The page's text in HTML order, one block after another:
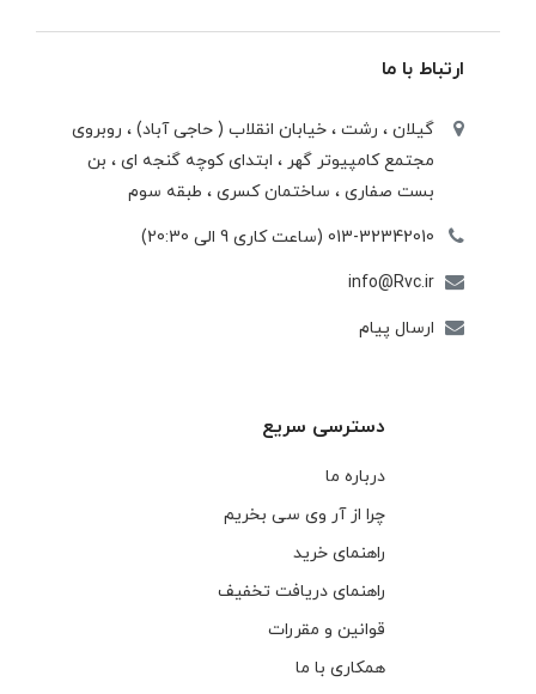
ارتباط با ما
گیلان ، رشت ، خيابان انقلاب ( حاجی آباد) ، روبروی
مجتمع كامپيوتر گهر ، ابتدای كوچه گنجه ای ، بن
بست صفاری ، ساختمان كسری ، طبقه سوم
013-32342010 (ساعت کاری 9 الی 20:30)
info@Rvc.ir
ارسال پیام
دسترسی سریع
درباره ما
چرا از آر وی سی بخریم
راهنمای خرید
راهنمای دریافت تخفیف
قوانین و مقررات
همکاری با ما